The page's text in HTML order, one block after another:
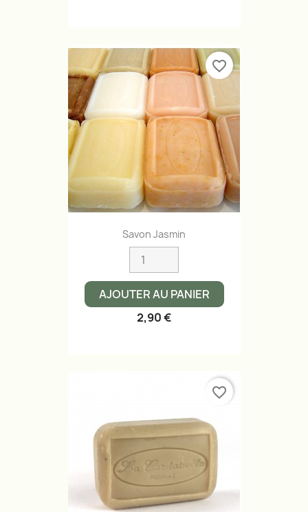
Savon Jasmin
AJOUTER AU PANIER
2,90 €
favorite_border
favorite_border